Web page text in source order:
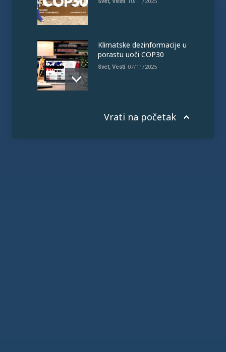
Klimatske dezinformacije u
porastu uoči COP30
Svet, Vesti 07/11/2025
Vrati na početak